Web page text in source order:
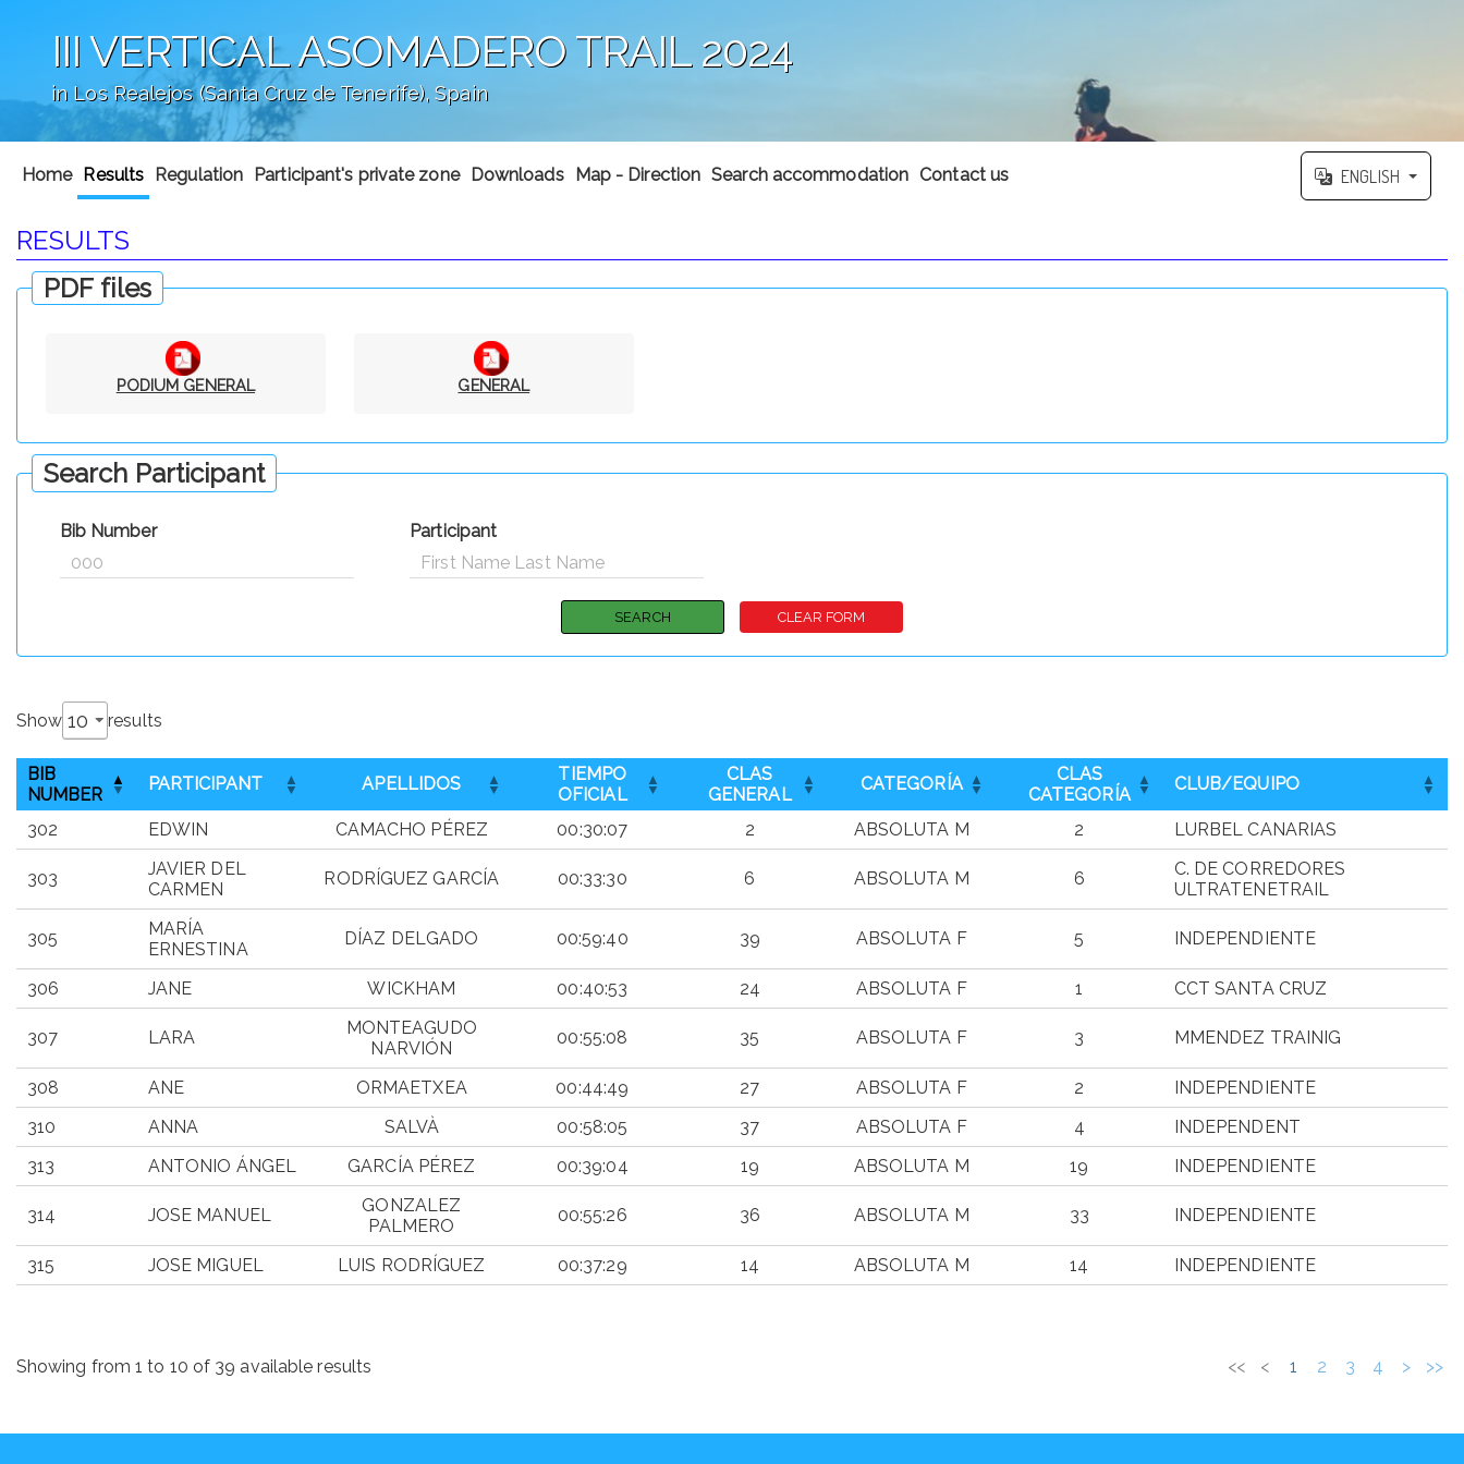
III VERTICAL ASOMADERO TRAIL 2024
in Los Realejos (Santa Cruz de Tenerife), Spain
Home Results Regulation Participant's private zone Downloads Map - Direction Search accommodation Contact us ENGLISH
RESULTS
PDF files
PODIUM GENERAL GENERAL
Search Participant
Bib Number Participant
Show results
BIB
NUMBER
PARTICIPANT APELLIDOS
TIEMPO
OFICIAL
CLAS
GENERAL
CATEGORÍA
CLAS
CATEGORÍA
CLUB/EQUIPO
302 EDWIN CAMACHO PÉREZ 00:30:07 2 ABSOLUTA M 2 LURBEL CANARIAS
303
JAVIER DEL
CARMEN
RODRÍGUEZ GARCÍA 00:33:30 6 ABSOLUTA M 6
C. DE CORREDORES
ULTRATENETRAIL
305
MARÍA
ERNESTINA
DÍAZ DELGADO 00:59:40 39 ABSOLUTA F 5 INDEPENDIENTE
306 JANE WICKHAM 00:40:53 24 ABSOLUTA F 1 CCT SANTA CRUZ
307 LARA
MONTEAGUDO
NARVIÓN
00:55:08 35 ABSOLUTA F 3 MMENDEZ TRAINIG
308 ANE ORMAETXEA 00:44:49 27 ABSOLUTA F 2
INDEPENDIENTE
310
ANNA SALVÀ 00:58:05 37 ABSOLUTA F 4
INDEPENDENT
313
ANTONIO ÁNGEL GARCÍA PÉREZ 00:39:04 19 ABSOLUTA M 19 INDEPENDIENTE
314 JOSE MANUEL
GONZALEZ
PALMERO
00:55:26 36 ABSOLUTA M 33 INDEPENDIENTE
315 JOSE MIGUEL LUIS RODRÍGUEZ 00:37:29 14 ABSOLUTA M 14
INDEPENDIENTE
Showing from 1 to 10 of 39 available results << < 1 2 3 4 > >>